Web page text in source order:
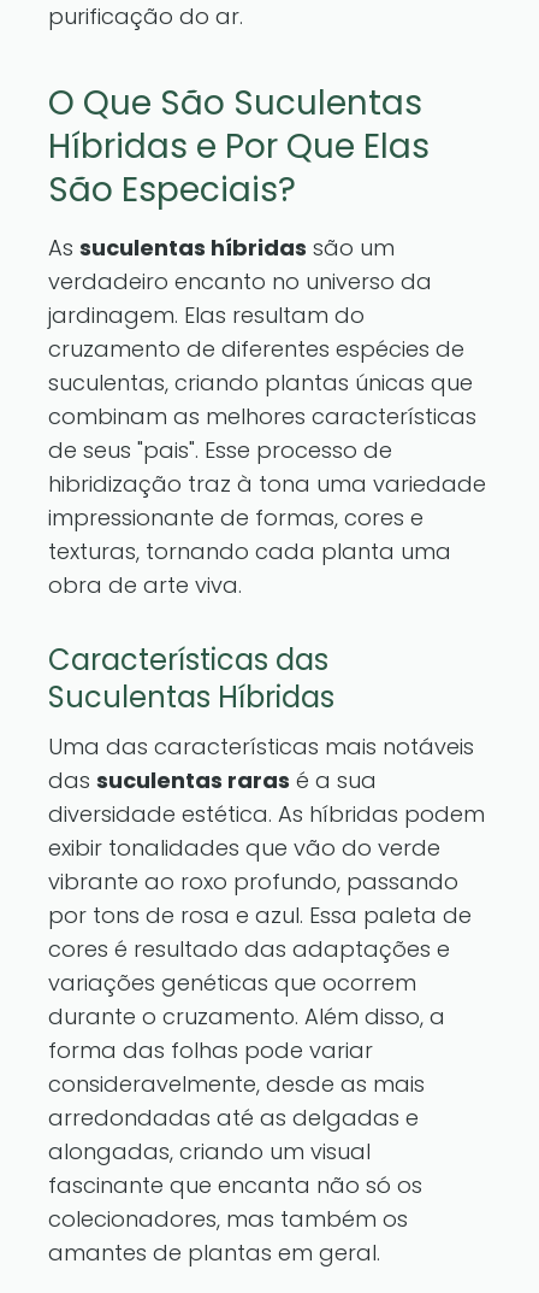
purificação do ar.
O Que São Suculentas
Híbridas e Por Que Elas
São Especiais?
As suculentas híbridas são um
verdadeiro encanto no universo da
jardinagem. Elas resultam do
cruzamento de diferentes espécies de
suculentas, criando plantas únicas que
combinam as melhores características
de seus "pais". Esse processo de
hibridização traz à tona uma variedade
impressionante de formas, cores e
texturas, tornando cada planta uma
obra de arte viva.
Características das
Suculentas Híbridas
Uma das características mais notáveis
das suculentas raras é a sua
diversidade estética. As híbridas podem
exibir tonalidades que vão do verde
vibrante ao roxo profundo, passando
por tons de rosa e azul. Essa paleta de
cores é resultado das adaptações e
variações genéticas que ocorrem
durante o cruzamento. Além disso, a
forma das folhas pode variar
consideravelmente, desde as mais
arredondadas até as delgadas e
alongadas, criando um visual
fascinante que encanta não só os
colecionadores, mas também os
amantes de plantas em geral.